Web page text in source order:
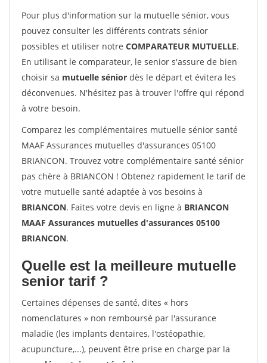
Pour plus d'information sur la mutuelle sénior, vous
pouvez consulter les différents contrats sénior
possibles et utiliser notre COMPARATEUR MUTUELLE.
En utilisant le comparateur, le senior s'assure de bien
choisir sa mutuelle sénior dès le départ et évitera les
déconvenues. N'hésitez pas à trouver l'offre qui répond
à votre besoin.
Comparez les complémentaires mutuelle sénior santé
MAAF Assurances mutuelles d'assurances 05100
BRIANCON. Trouvez votre complémentaire santé sénior
pas chère à BRIANCON ! Obtenez rapidement le tarif de
votre mutuelle santé adaptée à vos besoins à
BRIANCON. Faites votre devis en ligne à BRIANCON
MAAF Assurances mutuelles d'assurances 05100
BRIANCON.
Quelle est la meilleure mutuelle
senior tarif ?
Certaines dépenses de santé, dites « hors
nomenclatures » non remboursé par l'assurance
maladie (les implants dentaires, l'ostéopathie,
acupuncture,...), peuvent être prise en charge par la